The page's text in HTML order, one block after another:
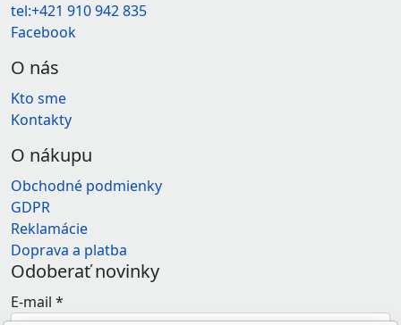
tel:+421 910 942 835
Facebook
O nás
Kto sme
Kontakty
O nákupu
Obchodné podmienky
GDPR
Reklamácie
Doprava a platba
Odoberať novinky
E-mail *